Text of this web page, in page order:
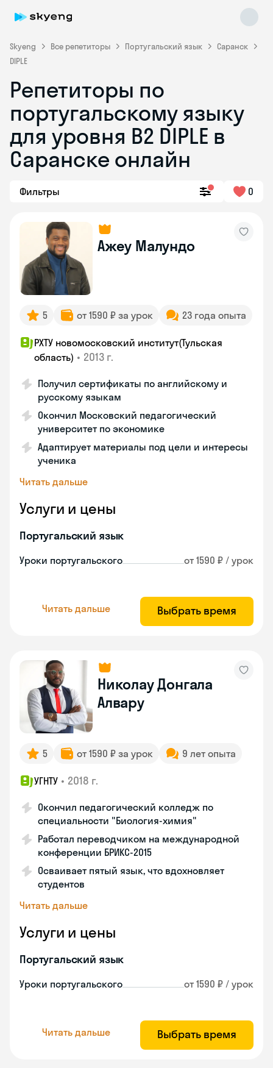
Skyeng Все репетиторы Португальский язык
Саранск
DIPLE
Репетиторы по
португальскому языку
для уровня B2 DIPLE в
Саранске онлайн
Фильтры 0
Ажеу Малундо
5 от 1590 ₽ за урок 23 года опыта
РХТУ новомосковский институт(Тульская
область) • 2013 г.
Получил сертификаты по английскому и
русскому языкам
Окончил Московский педагогический
университет по экономике
Адаптирует материалы под цели и интересы
ученика
Читать дальше
Услуги и цены
Португальский язык
Уроки португальского от 1590 ₽ / урок
Читать дальше Выбрать время
Николау Донгала
Алвару
5 от 1590 ₽ за урок 9 лет опыта
УГНТУ • 2018 г.
Окончил педагогический колледж по
специальности "Биология-химия"
Работал переводчиком на международной
конференции БРИКС-2015
Осваивает пятый язык, что вдохновляет
студентов
Читать дальше
Услуги и цены
Португальский язык
Уроки португальского от 1590 ₽ / урок
Читать дальше Выбрать время
Skyeng Chat
online